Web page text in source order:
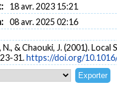
18 avr. 2023 15:21
08 avr. 2025 02:16
& Chaouki, J. (2001).
31.https://doi.org/